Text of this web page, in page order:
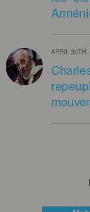
APRIL 30TH,